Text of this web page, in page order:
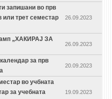
запишани во прв
или трет семестар
26.09.2023
„ХАКИРАЈ ЗА
26.09.2023
за прв
20.09.2023
во учбната
за учебната
19.09.2023